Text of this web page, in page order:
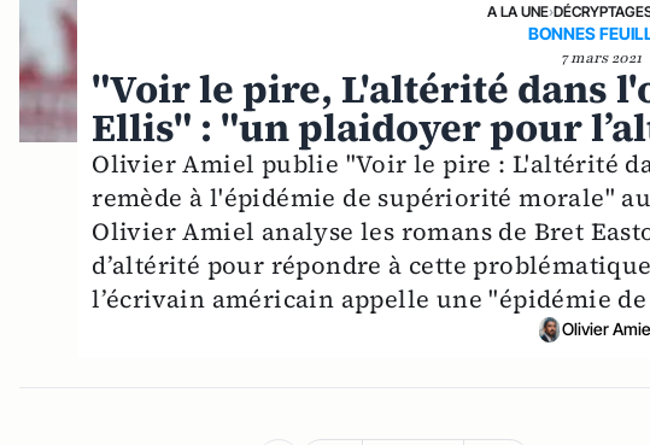
A LA UNE›
BONNES
7 mars 2021
"Voir le pire, L'altérité dans
Ellis" : "un plaidoyer pour
Olivier Amiel publie "Voir le pire : L'altérité
remède à l'épidémie de supériorité morale"
Olivier Amiel analyse les romans de Bret
d’altérité pour répondre à cette
l’écrivain américain appelle une "épidémie
Olivier